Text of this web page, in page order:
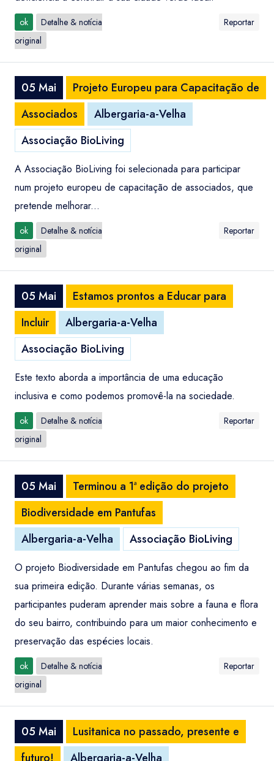
ok
Detalhe & notícia
original
Reportar
05 Mai
Projeto Europeu para Capacitação de
Associados
Albergaria-a-Velha
Associação BioLiving
A Associação BioLiving foi selecionada para participar
num projeto europeu de capacitação de associados, que
pretende melhorar...
ok
Detalhe & notícia
original
Reportar
05 Mai
Estamos prontos a Educar para
Incluir
Albergaria-a-Velha
Associação BioLiving
Este texto aborda a importância de uma educação
inclusiva e como podemos promovê-la na sociedade.
ok
Detalhe & notícia
original
Reportar
05 Mai
Terminou a 1ª edição do projeto
Biodiversidade em Pantufas
Albergaria-a-Velha
Associação BioLiving
O projeto Biodiversidade em Pantufas chegou ao fim da
sua primeira edição. Durante várias semanas, os
participantes puderam aprender mais sobre a fauna e flora
do seu bairro, contribuindo para um maior conhecimento e
preservação das espécies locais.
ok
Detalhe & notícia
original
Reportar
05 Mai
Lusitanica no passado, presente e